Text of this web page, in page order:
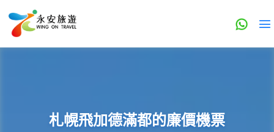
札幌飛加德滿都的廉價機票